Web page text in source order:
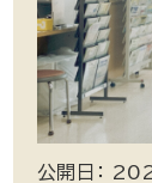
公開日：